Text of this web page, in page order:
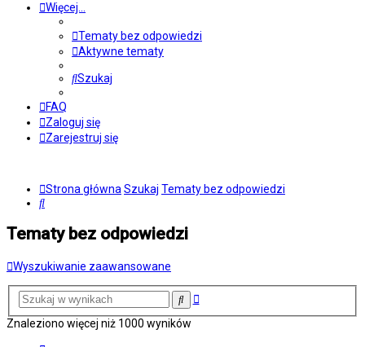
Więcej…
Tematy bez odpowiedzi
Aktywne tematy
Szukaj
FAQ
Zaloguj się
Zarejestruj się
Strona główna Szukaj Tematy bez odpowiedzi
Szukaj
Tematy bez odpowiedzi
Wyszukiwanie zaawansowane
SzukajWyszukiwanie
Znaleziono więcej niż 1000 wyników